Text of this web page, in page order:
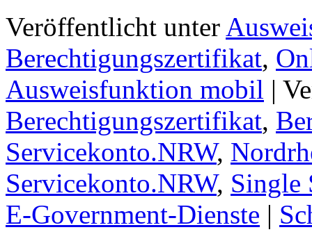
Veröffentlicht unter
Berechtigungszertifikat,
Ausweisfunktion mobil |
Berechtigungszertifikat,
Servicekonto.NRW,
Servicekonto.NRW, Single
E-Government-Dienste |